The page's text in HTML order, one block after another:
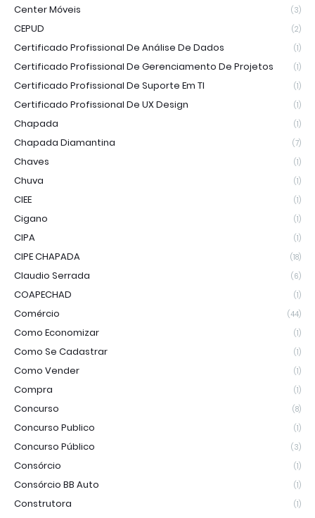
Center Móveis (3)
CEPUD (2)
Certificado Profissional De Análise De Dados (1)
Certificado Profissional De Gerenciamento De Projetos (1)
Certificado Profissional De Suporte Em TI (1)
Certificado Profissional De UX Design (1)
Chapada (1)
Chapada Diamantina (7)
Chaves (1)
Chuva (1)
CIEE (1)
Cigano (1)
CIPA (1)
CIPE CHAPADA (18)
Claudio Serrada (6)
COAPECHAD (1)
Comércio (44)
Como Economizar (1)
Como Se Cadastrar (1)
Como Vender (1)
Compra (1)
Concurso (8)
Concurso Publico (1)
Concurso Público (3)
Consórcio (1)
Consórcio BB Auto (1)
Construtora (1)